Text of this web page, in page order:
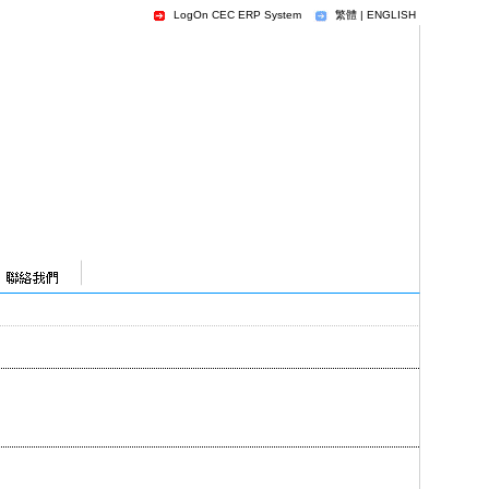
LogOn CEC ERP System 繁體 | ENGLISH